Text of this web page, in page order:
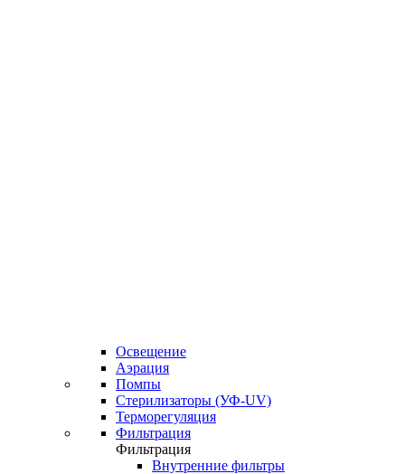
Освещение
Аэрация
Помпы
Стерилизаторы (УФ-UV)
Терморегуляция
Фильтрация
Фильтрация
Внутренние фильтры